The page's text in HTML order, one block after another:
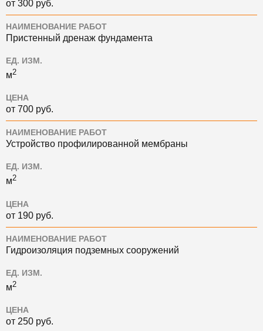
от 300 руб.
НАИМЕНОВАНИЕ РАБОТ
Пристенный дренаж фундамента
ЕД. ИЗМ.
м2
ЦЕНА
от 700 руб.
НАИМЕНОВАНИЕ РАБОТ
Устройство профилированной мембраны
ЕД. ИЗМ.
м2
ЦЕНА
от 190 руб.
НАИМЕНОВАНИЕ РАБОТ
Гидроизоляция подземных сооружений
ЕД. ИЗМ.
м2
ЦЕНА
от 250 руб.